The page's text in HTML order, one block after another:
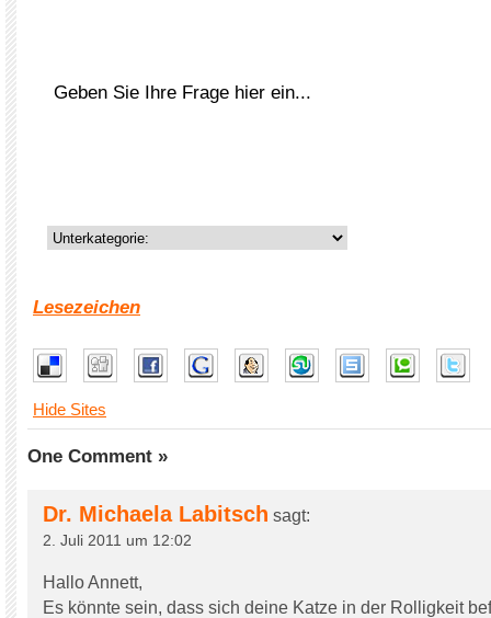
Lesezeichen
Hide Sites
One Comment »
Dr. Michaela Labitsch sagt:
2. Juli 2011 um 12:02
Hallo Annett,
Es könnte sein, dass sich deine Katze in der Rolligkeit